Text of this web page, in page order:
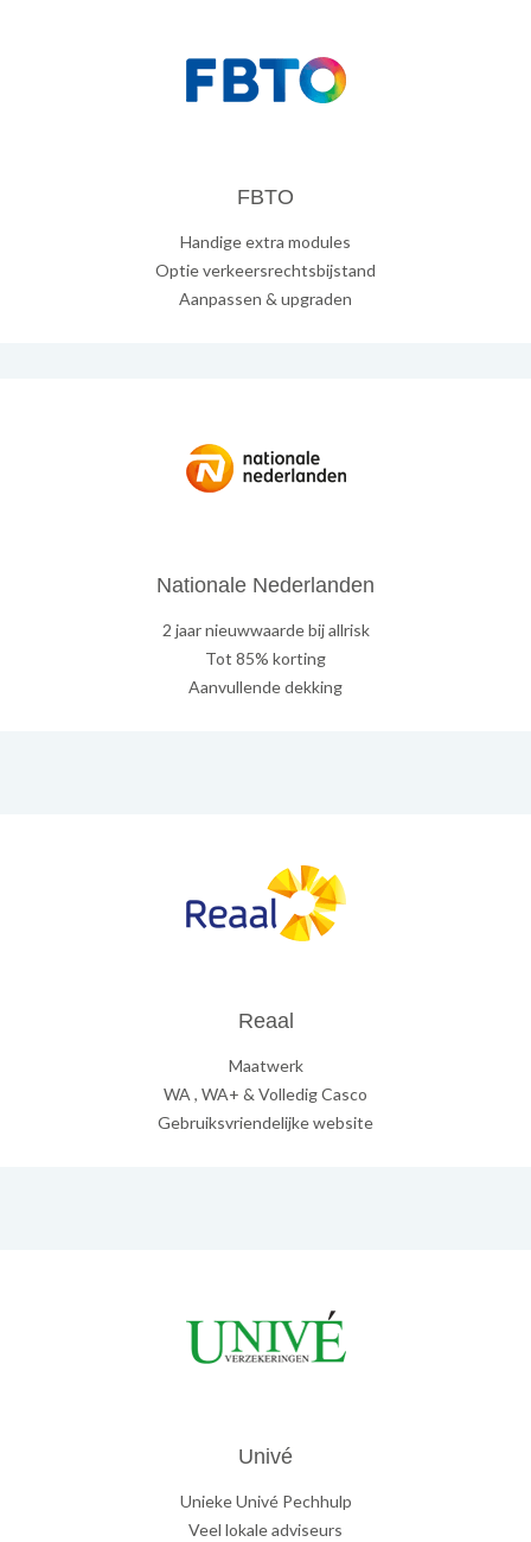
FBTO
Handige extra modules
Optie verkeersrechtsbijstand
Aanpassen & upgraden
Nationale Nederlanden
2 jaar nieuwwaarde bij allrisk
Tot 85% korting
Aanvullende dekking
Reaal
Maatwerk
WA , WA+ & Volledig Casco
Gebruiksvriendelijke website
Univé
Unieke Univé Pechhulp
Veel lokale adviseurs